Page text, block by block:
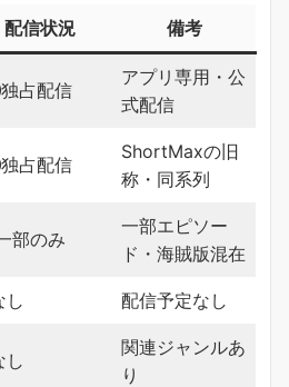
配信状況 備考
占配信
アプリ専用・公
式配信
占配信
ShortMaxの旧
称・同系列
部のみ
一部エピソー
ド・海賊版混在
し 配信予定なし
し
関連ジャンルあ
り